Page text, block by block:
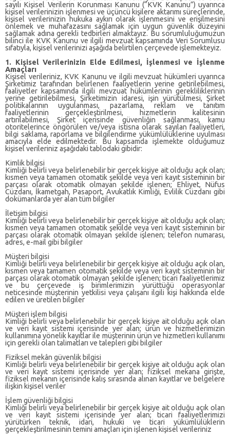
sayılı Kişisel Verilerin Korunması Kanunu (“KVK Kanunu”) uyarınca
kişisel verilerinizin işlenmesi ve üçüncü kişilere aktarımı süreçlerinde,
kişisel verilerinizin hukuka aykırı olarak işlenmesini ve erişilmesini
önlemek ve muhafazasını sağlamak için uygun güvenlik düzeyini
sağlamak adına gerekli tedbirleri almaktayız. Bu sorumluluğumuzun
bilinci ile KVK Kanunu ve ilgili mevzuat kapsamında Veri Sorumlusu
sıfatıyla, kişisel verilerinizi aşağıda belirtilen çerçevede işlemekteyiz.
1. Kişisel Verilerinizin Elde Edilmesi, İşlenmesi ve İşlenme
Amaçları
Şirketimiz tarafından belirlenen faaliyetlerin yerine getirilebilmesi,
faaliyetler kapsamında ilgili mevzuat hükümlerinin gerekliliklerinin
yerine getirilebilmesi, Şirketimizin idaresi, işin yürütülmesi, Şirket
politikalarının uygulanması, pazarlama, reklam ve tanıtım
faaliyetlerinin gerçekleştirilmesi, hizmetlerin kalitesinin
artırılabilmesi, Şirket içerisinde güvenliğin sağlanması, kamu
otoritelerince öngörülen ve/veya istisna olarak sayılan faaliyetleri,
bilgi saklama, raporlama ve bilgilendirme yükümlülüklerine uyulması
amacıyla elde edilmektedir. Bu kapsamda işlemekte olduğumuz
kişisel verileriniz aşağıdaki tablodaki gibidir:
Kimlik bilgisi
Kimliği belirli veya belirlenebilir bir gerçek kişiye ait olduğu açık olan;
kısmen veya tamamen otomatik şekilde veya veri kayıt sisteminin bir
parçası olarak otomatik olmayan şekilde işlenen; Ehliyet, Nüfus
Cüzdanı, İkametgah, Pasaport, Avukatlık Kimliği, Evlilik Cüzdanı gibi
dokümanlarda yer alan tüm bilgiler
İletişim bilgisi
Kimliği belirli veya belirlenebilir bir gerçek kişiye ait olduğu açık olan;
kısmen veya tamamen otomatik şekilde veya veri kayıt sisteminin bir
parçası olarak otomatik olmayan şekilde işlenen; telefon numarası,
adres, e-mail gibi bilgiler
Müşteri bilgisi
Kimliği belirli veya belirlenebilir bir gerçek kişiye ait olduğu açık olan,
kısmen veya tamamen otomatik şekilde veya veri kayıt sisteminin bir
parçası olarak otomatik olmayan şekilde işlenen; ticari faaliyetlerimiz
ve bu çerçevede iş birimlerimizin yürüttüğü operasyonlar
neticesinde müşterinin yetkilisi veya çalışanı ilgili kişi hakkında elde
edilen ve üretilen bilgiler
Müşteri işlem bilgisi
Kimliği belirli veya belirlenebilir bir gerçek kişiye ait olduğu açık olan
ve veri kayıt sistemi içerisinde yer alan; ürün ve hizmetlerimizin
kullanımına yönelik kayıtlar ile müşterinin ürün ve hizmetleri kullanımı
için gerekli olan talimatları ve talepleri gibi bilgiler
Fiziksel mekân güvenlik bilgisi
Kimliği belirli veya belirlenebilir bir gerçek kişiye ait olduğu açık olan
ve veri kayıt sistemi içerisinde yer alan; fiziksel mekana girişte,
fiziksel mekanın içerisinde kalış sırasında alınan kayıtlar ve belgelere
ilişkin kişisel veriler
İşlem güvenliği bilgisi
Kimliği belirli veya belirlenebilir bir gerçek kişiye ait olduğu açık olan
ve veri kayıt sistemi içerisinde yer alan; ticari faaliyetlerimizi
yürütürken teknik, idari, hukuki ve ticari yükümlülüklerin
gerçekleştirilmesinin temini amaçları için işlenen kişisel verileriniz